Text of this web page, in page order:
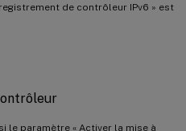
de contrôleur IPv6 » est
le paramètre « Activer la mise à